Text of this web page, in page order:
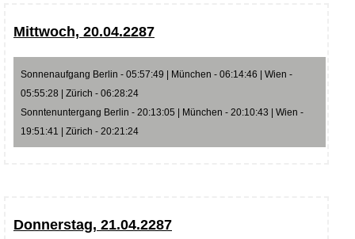
Mittwoch, 20.04.2287
Sonnenaufgang Berlin - 05:57:49 | München - 06:14:46 | Wien -
05:55:28 | Zürich - 06:28:24
Sonntenuntergang Berlin - 20:13:05 | München - 20:10:43 | Wien -
19:51:41 | Zürich - 20:21:24
Donnerstag, 21.04.2287